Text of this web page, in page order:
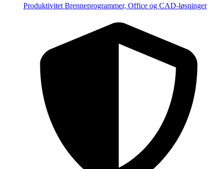
Produktivitet Brenneprogrammer, Office og CAD-løsninger